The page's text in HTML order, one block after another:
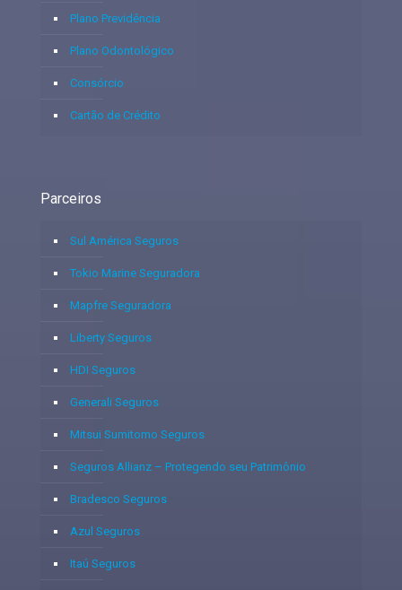
Plano Previdência
Plano Odontológico
Consórcio
Cartão de Crédito
Parceiros
Sul América Seguros
Tokio Marine Seguradora
Mapfre Seguradora
Liberty Seguros
HDI Seguros
Generali Seguros
Mitsui Sumitomo Seguros
Seguros Allianz – Protegendo seu Patrimônio
Bradesco Seguros
Azul Seguros
Itaú Seguros